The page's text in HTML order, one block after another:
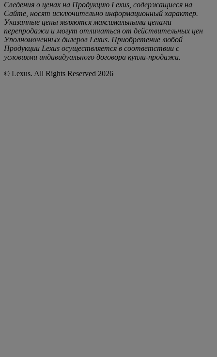
Сведения о ценах на Продукцию Lexus, содержащиеся на
Сайте, носят исключительно информационный характер.
Указанные цены являются максимальными ценами
перепродажи и могут отличаться от действительных цен
Уполномоченных дилеров Lexus. Приобретение любой
Продукции Lexus осуществляется в соответствии с
условиями индивидуального договора купли-продажи.
© Lexus. All Rights Reserved 2026